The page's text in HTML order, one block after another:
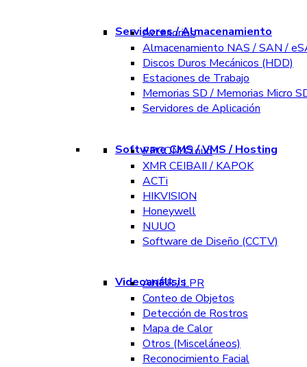
Servidores / Almacenamiento
Accesorios
Almacenamiento NAS / SAN /
Discos Duros Mecánicos (HDD)
Estaciones de Trabajo
Memorias SD / Memorias Micro
Servidores de Aplicación
Software CMS / VMS / Hosting
EPCOM Cloud
XMR CEIBAII / KAPOK
ACTi
HIKVISION
Honeywell
NUUO
Software de Diseño (CCTV)
Videoanálisis
ANPR / LPR
Conteo de Objetos
Detección de Rostros
Mapa de Calor
Otros (Misceláneos)
Reconocimiento Facial